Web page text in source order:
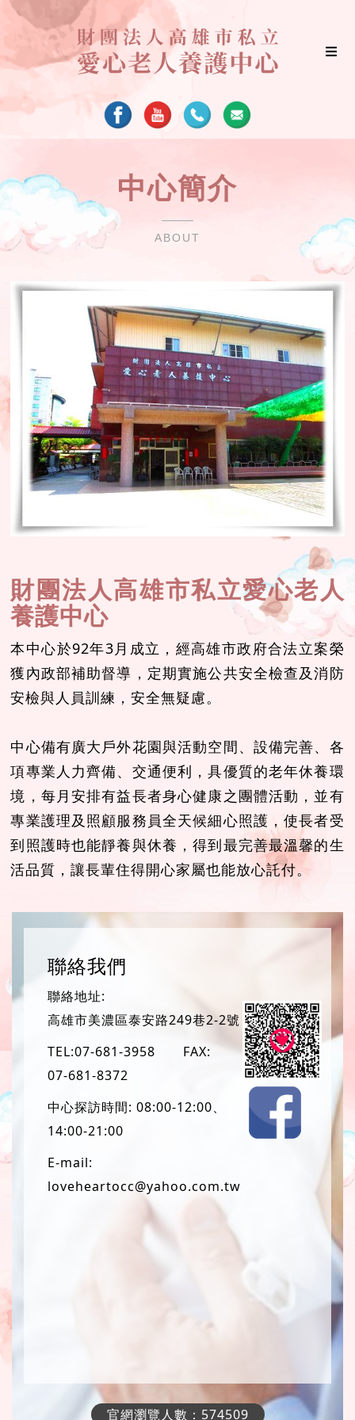
中心簡介
ABOUT
財團法人高雄市私立愛心老人
養護中心
本中心於92年3月成立，經高雄市政府合法立案榮
獲內政部補助督導，定期實施公共安全檢查及消防
安檢與人員訓練，安全無疑慮。
中心備有廣大戶外花園與活動空間、設備完善、各
項專業人力齊備、交通便利，具優質的老年休養環
境，每月安排有益長者身心健康之團體活動，並有
專業護理及照顧服務員全天候細心照護，使長者受
到照護時也能靜養與休養，得到最完善最溫馨的生
活品質，讓長輩住得開心家屬也能放心託付。
聯絡我們
聯絡地址:
高雄市美濃區泰安路249巷2-2號
TEL:07-681-3958
FAX:
07-681-8372
中心探訪時間: 08:00-12:00、
14:00-21:00
E-mail:
loveheartocc@yahoo.com.tw
官網瀏覽人數：574509